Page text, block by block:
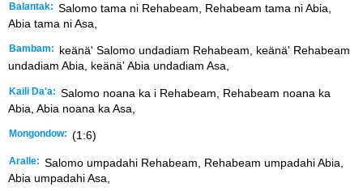
Balantak: Salomo tama ni Rehabeam, Rehabeam tama ni Abia,
Abia tama ni Asa,
Bambam:
keänä' Salomo undadiam Rehabeam, keänä' Rehabeam
undadiam Abia, keänä' Abia undadiam Asa,
Kaili Da'a: Salomo noana ka i Rehabeam, Rehabeam noana ka
Abia, Abia noana ka Asa,
Mongondow: (1:6)
Aralle: Salomo umpadahi Rehabeam, Rehabeam umpadahi Abia,
Abia umpadahi Asa,